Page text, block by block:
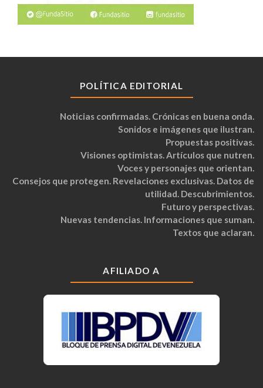
POLÍTICA EDITORIAL
Noticias confirmadas. Crónicas en buena onda.
Sonidos e imágenes que ilustran.
Propuestas positivas.
Visiones optimistas. Artículos que nutren.
Voces y personajes que orientan.
Consejos que protegen. Revelaciones exclusivas. Datos de
utilidad. Descubrimientos.
Futuro y perspectivas.
Nuevas tendencias. Informaciones que suman.
Textos que aclaran.
AFILIADO A